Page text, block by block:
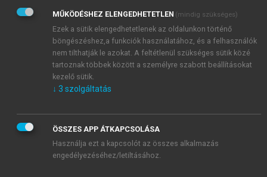
Adatkezelési tájékoztatóbanfoglaltakat tudomásul
veszem és elfogadom.
Általános vásárlási feltételeket, valamint a szotar.netés a
mersz.huoldalak licencszerződéseiben foglaltakat
tudomásul veszem és elfogadom.
KIPRÓBÁLOM
MŰKÖDÉSHEZ ELENGEDHETETLEN (mindig szükséges)
Ezek a sütik elengedhetetlenek az oldalunkon történő
böngészéshez,a funkciók használatához, és a felhasználók
nem tilthatják le azokat. A feltétlenül szükséges sütik közé
tartoznak többek között a személyre szabott beállításokat
kezelő sütik.
↓ 3 szolgáltatás
ÖSSZES APP ÁTKAPCSOLÁSA
Használja ezt a kapcsolót az összes alkalmazás
engedélyezéséhez/letiltásához.